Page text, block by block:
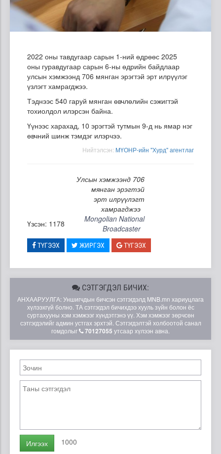
2022 оны тавдугаар сарын 1-ний өдрөөс 2025
оны гуравдугаар сарын 6-ны өдрийн байдлаар
улсын хэмжээнд 706 мянган эрэгтэй эрт илрүүлэг
үзлэгт хамрагджээ.
Тэднээс 540 гаруй мянган өвчлөлийн сэжигтэй
тохиолдол илэрсэн байна.
Үүнээс харахад, 10 эрэгтэй тутмын 9-д нь ямар нэг
өвчний шинж тэмдэг илэрчээ.
Нийтэлсэн: МҮОНР-ийн "Хурд" агентлаг
Улсын хэмжээнд 706
мянган эрэгтэй
эрт илрүүлэгт
хамрагджээ
Үзсэн: 1178
Mongolian National
Broadcaster
ТҮГЭЭХ ЖИРГЭХ ТҮГЭЭХ
СЭТГЭГДЭЛ БИЧИХ:
АНХААРУУЛГА: Уншигчдын бичсэн сэтгэгдэлд MNB.mn хариуцлага
хүлээхгүй болно. ТА сэтгэгдэл бичихдээ хууль зүйн болон ёс
суртахууны хэм хэмжээг хүндэтгэнэ үү. Хэм хэмжээг зөрчсөн
сэтгэгдэлийг админ устгах эрхтэй. Сэтгэгдэлтэй холбоотой санал
гомдолыг
70127055 утсаар хүлээн авна.
Илгээх 1000